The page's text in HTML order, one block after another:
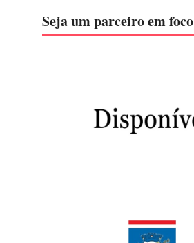
Seja um parceiro em foco